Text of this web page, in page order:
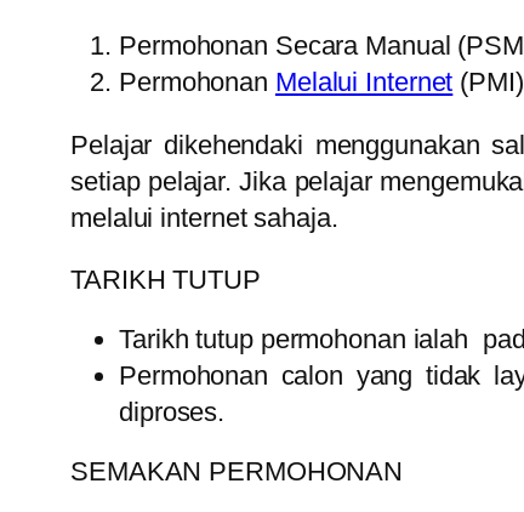
Permohonan Secara Manual
Permohonan Melalui Internet (PMI)
Pelajar dikehendaki menggunakan
setiap pelajar. Jika pelajar
melalui internet sahaja.
TARIKH TUTUP
Tarikh tutup permohonan ialah
Permohonan calon yang tidak
diproses.
SEMAKAN PERMOHONAN